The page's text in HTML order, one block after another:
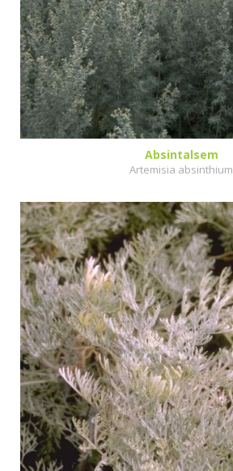
Absintalsem
Artemisia absinthium